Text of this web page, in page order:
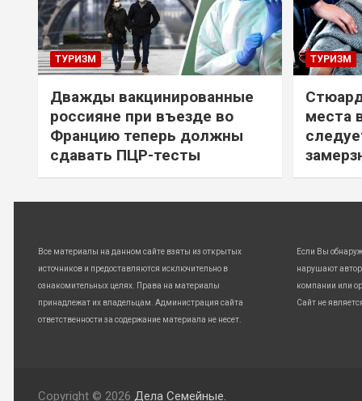
ТУРИЗМ
Дважды вакцинированные
россияне при въезде во
Францию теперь должны
сдавать ПЦР-тесты
ТУРИЗМ
места
Все материалы на данном сайте взяты из открытых
источников и предоставляются исключительно в
ознакомительных целях. Права на материалы
принадлежат их владельцам. Администрация сайта
ответственности за содержание материала не несет.
Если Вы
нарушают
компании или
Сайт не
Copyright © 2026 Дела Семейные.